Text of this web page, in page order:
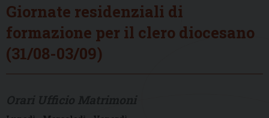
Giornate residenziali di
formazione per il clero diocesano
(31/08-03/09)